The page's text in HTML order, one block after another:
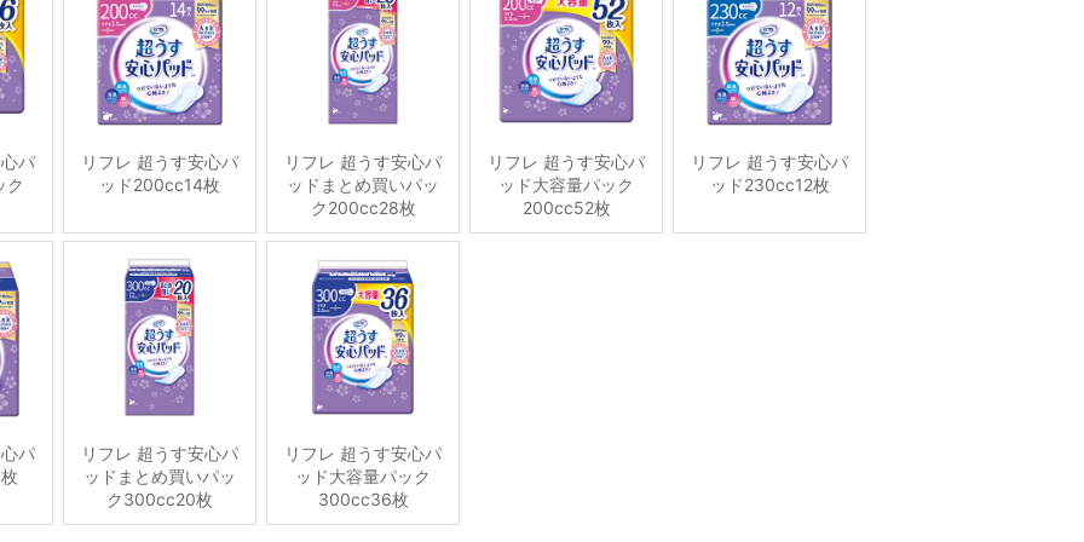
パ
ク
リフレ 超うす安心パ
ッド200cc14枚
リフレ 超うす安心パ
ッドまとめ買いパッ
ク200cc28枚
リフレ 超うす安心パ
ッド大容量パック
200cc52枚
リフレ 超うす安心パ
ッド230cc12枚
パ
リフレ 超うす安心パ
ッドまとめ買いパッ
ク300cc20枚
リフレ 超うす安心パ
ッド大容量パック
300cc36枚